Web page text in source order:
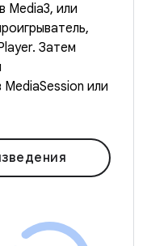
Media3, или
Затем
или